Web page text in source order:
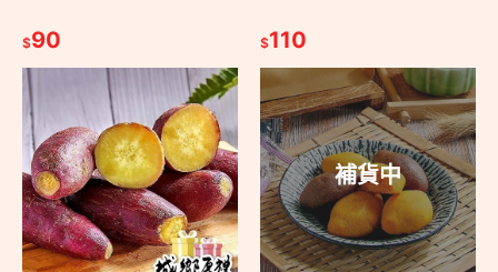
$90 $110
補貨中